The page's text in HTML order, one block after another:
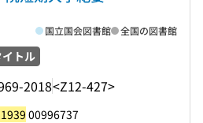
トル
2018<Z12-427>
国立国会図書館 全国の図書館
00996737